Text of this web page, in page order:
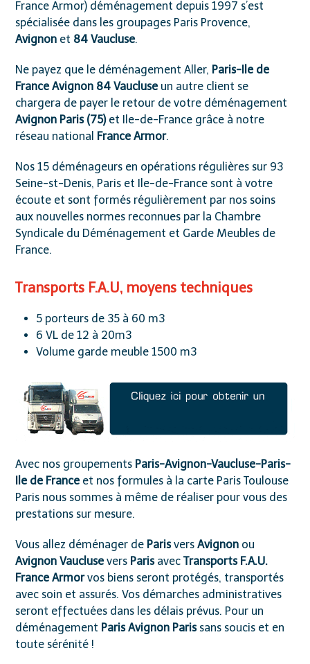
France Armor) déménagement depuis 1997 s’est
spécialisée dans les groupages Paris Provence,
Avignon et 84 Vaucluse.
Ne payez que le déménagement Aller, Paris-Ile de
France Avignon 84 Vaucluseun autre client se
chargera de payer le retour de votre déménagement
Avignon Paris (75)et Ile-de-France grâce à notre
réseau national France Armor.
Nos15 déménageurs en opérations régulières sur 93
Seine-st-Denis, Paris et Ile-de-France sont à votre
écoute et sont formés régulièrement par nos soins
aux nouvelles normes reconnues par la Chambre
Syndicale du Déménagement et Garde Meubles de
France.
Transports F.A.U, moyens techniques
5 porteurs de 35 à 60 m3
6 VL de 12 à 20m3
Volume garde meuble 1500 m3
Avec nos groupements Paris-Avignon-Vaucluse-Paris-
Ile de Franceet nos formules à la carte Paris Toulouse
Paris nous sommes à même de réaliser pour vous des
prestations sur mesure.
Vous allez déménager de Parisvers Avignon ou
Avignon Vauclusevers ParisavecTransports F.A.U.
France Armor vos biens seront protégés, transportés
avec soin et assurés. Vos démarches administratives
seront effectuées dans les délais prévus. Pour un
déménagement Paris Avignon Parissans soucis et en
toute sérénité !